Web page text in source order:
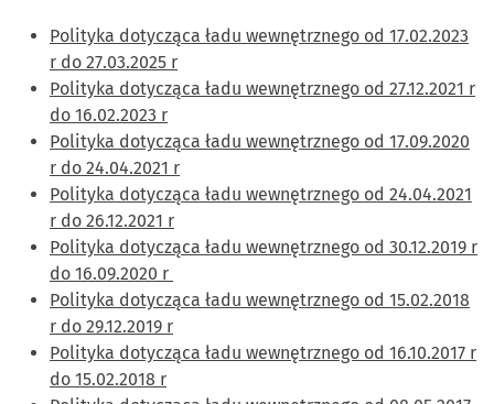
Polityka dotycząca ładu wewnętrznego od 17.02.2023
r do 27.03.2025 r
Polityka dotycząca ładu wewnętrznego od 27.12.2021 r
do 16.02.2023 r
Polityka dotycząca ładu wewnętrznego od 17.09.2020
r do 24.04.2021 r
Polityka dotycząca ładu wewnętrznego od 24.04.2021
r do 26.12.2021 r
Polityka dotycząca ładu wewnętrznego od 30.12.2019 r
do 16.09.2020 r
Polityka dotycząca ładu wewnętrznego od 15.02.2018
r do 29.12.2019 r
Polityka dotycząca ładu wewnętrznego od 16.10.2017 r
do 15.02.2018 r